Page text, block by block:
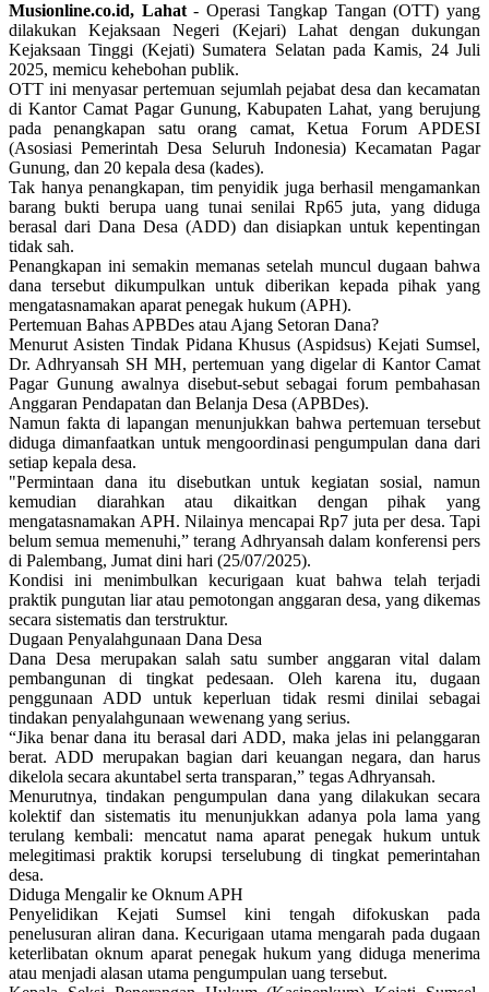
Musionline.co.id, Lahat- Operasi Tangkap Tangan (OTT) yang
dilakukan Kejaksaan Negeri (Kejari) Lahat dengan dukungan
Kejaksaan Tinggi (Kejati) Sumatera Selatan pada Kamis, 24 Juli
2025, memicu kehebohan publik.
OTT ini menyasar pertemuan sejumlah pejabat desa dan kecamatan
di Kantor Camat Pagar Gunung, Kabupaten Lahat, yang berujung
pada penangkapan satu orang camat, Ketua Forum APDESI
(Asosiasi Pemerintah Desa Seluruh Indonesia) Kecamatan Pagar
Gunung, dan 20 kepala desa (kades).
Tak hanya penangkapan, tim penyidik juga berhasil mengamankan
barang bukti berupa uang tunai senilai Rp65 juta, yang diduga
berasal dari Dana Desa (ADD) dan disiapkan untuk kepentingan
tidak sah.
Penangkapan ini semakin memanas setelah muncul dugaan bahwa
dana tersebut dikumpulkan untuk diberikan kepada pihak yang
mengatasnamakan aparat penegak hukum (APH).
Pertemuan Bahas APBDes atau Ajang Setoran Dana?
Menurut Asisten Tindak Pidana Khusus (Aspidsus) Kejati Sumsel,
Dr. Adhryansah SH MH, pertemuan yang digelar di Kantor Camat
Pagar Gunung awalnya disebut-sebut sebagai forum pembahasan
Anggaran Pendapatan dan Belanja Desa (APBDes).
Namun fakta di lapangan menunjukkan bahwa pertemuan tersebut
diduga dimanfaatkan untuk mengoordinasi pengumpulan dana dari
setiap kepala desa.
"Permintaan dana itu disebutkan untuk kegiatan sosial, namun
kemudian diarahkan atau dikaitkan dengan pihak yang
mengatasnamakan APH. Nilainya mencapai Rp7 juta per desa. Tapi
belum semua memenuhi,” terang Adhryansah dalam konferensi pers
di Palembang, Jumat dini hari (25/07/2025).
Kondisi ini menimbulkan kecurigaan kuat bahwa telah terjadi
praktik pungutan liar atau pemotongan anggaran desa, yang dikemas
secara sistematis dan terstruktur.
Dugaan Penyalahgunaan Dana Desa
Dana Desa merupakan salah satu sumber anggaran vital dalam
pembangunan di tingkat pedesaan. Oleh karena itu, dugaan
penggunaan ADD untuk keperluan tidak resmi dinilai sebagai
tindakan penyalahgunaan wewenang yang serius.
“Jika benar dana itu berasal dari ADD, maka jelas ini pelanggaran
berat. ADD merupakan bagian dari keuangan negara, dan harus
dikelola secara akuntabel serta transparan,” tegas Adhryansah.
Menurutnya, tindakan pengumpulan dana yang dilakukan secara
kolektif dan sistematis itu menunjukkan adanya pola lama yang
terulang kembali: mencatut nama aparat penegak hukum untuk
melegitimasi praktik korupsi terselubung di tingkat pemerintahan
desa.
Diduga Mengalir ke Oknum APH
Penyelidikan Kejati Sumsel kini tengah difokuskan pada
penelusuran aliran dana. Kecurigaan utama mengarah pada dugaan
keterlibatan oknum aparat penegak hukum yang diduga menerima
atau menjadi alasan utama pengumpulan uang tersebut.